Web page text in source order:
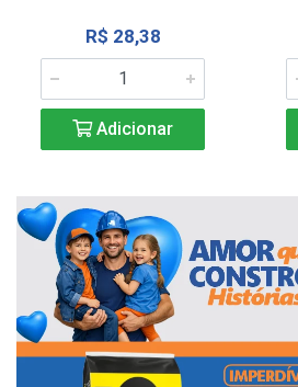
R$ 28,38
Adicionar